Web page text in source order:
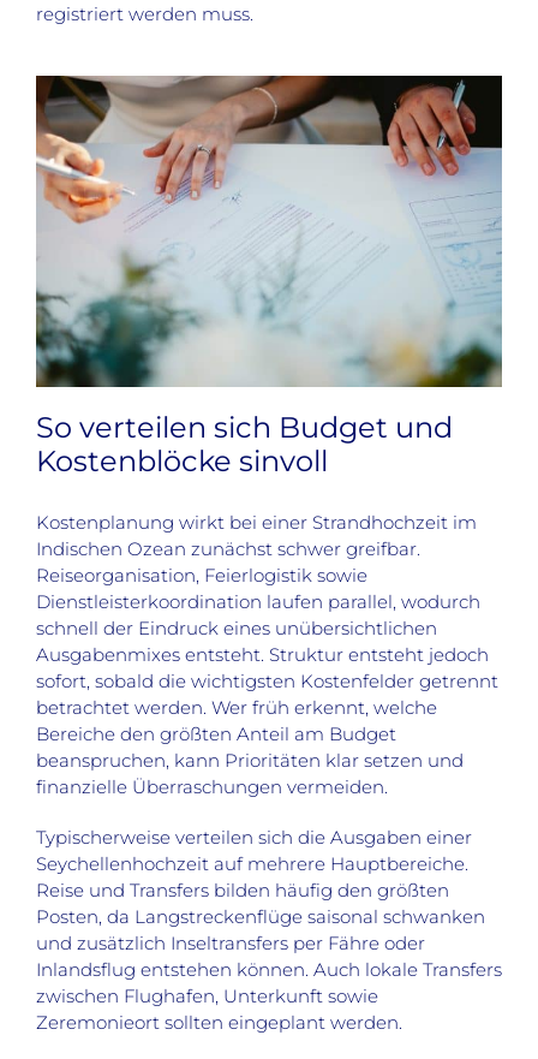
registriert werden muss.
So verteilen sich Budget und
Kostenblöcke sinvoll
Kostenplanung wirkt bei einer Strandhochzeit im
Indischen Ozean zunächst schwer greifbar.
Reiseorganisation, Feierlogistik sowie
Dienstleisterkoordination laufen parallel, wodurch
schnell der Eindruck eines unübersichtlichen
Ausgabenmixes entsteht. Struktur entsteht jedoch
sofort, sobald die wichtigsten Kostenfelder getrennt
betrachtet werden. Wer früh erkennt, welche
Bereiche den größten Anteil am Budget
beanspruchen, kann Prioritäten klar setzen und
finanzielle Überraschungen vermeiden.
Typischerweise verteilen sich die Ausgaben einer
Seychellenhochzeit auf mehrere Hauptbereiche.
Reise und Transfers bilden häufig den größten
Posten, da Langstreckenflüge saisonal schwanken
und zusätzlich Inseltransfers per Fähre oder
Inlandsflug entstehen können. Auch lokale Transfers
zwischen Flughafen, Unterkunft sowie
Zeremonieort sollten eingeplant werden.